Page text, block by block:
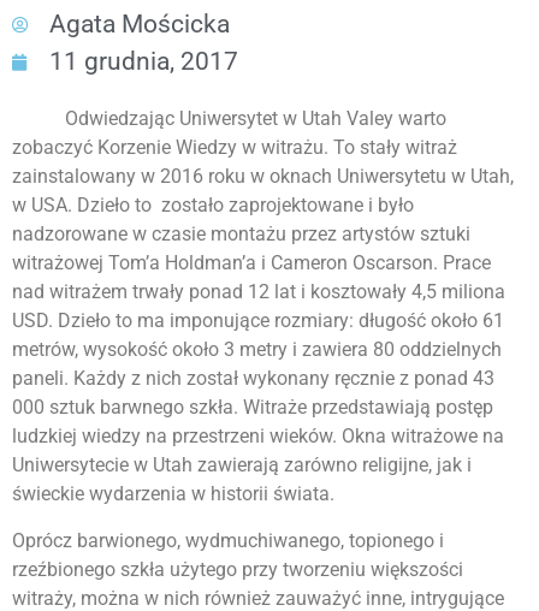
Agata Mościcka
11 grudnia, 2017
Odwiedzając Uniwersytet w Utah Valey warto
zobaczyć Korzenie Wiedzy w witrażu. To stały witraż
zainstalowany w 2016 roku w oknach Uniwersytetu w Utah,
w USA. Dzieło to zostało zaprojektowane i było
nadzorowane w czasie montażu przez artystów sztuki
witrażowej Tom’a Holdman’a i Cameron Oscarson. Prace
nad witrażem trwały ponad 12 lat i kosztowały 4,5 miliona
USD. Dzieło to ma imponujące rozmiary: długość około 61
metrów, wysokość około 3 metry i zawiera 80 oddzielnych
paneli. Każdy z nich został wykonany ręcznie z ponad 43
000 sztuk barwnego szkła. Witraże przedstawiają postęp
ludzkiej wiedzy na przestrzeni wieków. Okna witrażowe na
Uniwersytecie w Utah zawierają zarówno religijne, jak i
świeckie wydarzenia w historii świata.
Oprócz barwionego, wydmuchiwanego, topionego i
rzeźbionego szkła użytego przy tworzeniu większości
witraży, można w nich również zauważyć inne, intrygujące